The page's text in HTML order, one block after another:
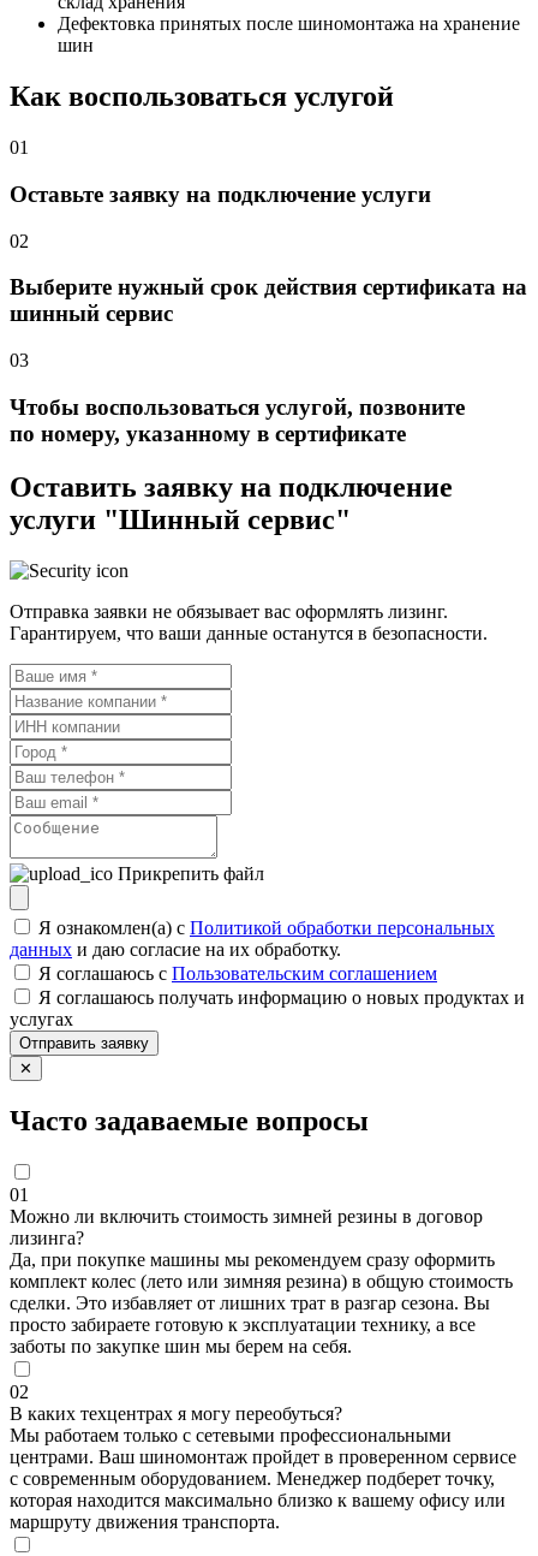
Дефектовка принятых после шиномонтажа на хранение
шин
Как воспользоваться услугой
01
Оставьте заявку на подключение услуги
02
Выберите нужный срок действия сертификата на
шинный сервис
03
Чтобы воспользоваться услугой, позвоните
по номеру, указанному в сертификате
Оставить заявку на подключение
услуги "Шинный сервис"
Отправка заявки не обязывает вас оформлять лизинг.
Гарантируем, что ваши данные останутся в безопасности.
Прикрепить файл
Я ознакомлен(а) с Политикой обработки персональных
данных и даю согласие на их обработку.
Я соглашаюсь c Пользовательским соглашением
Я соглашаюсь получать информацию о новых продуктах и
услугах
Отправить заявку
✕
Часто задаваемые вопросы
01
Можно ли включить стоимость зимней резины в договор
лизинга?
Да, при покупке машины мы рекомендуем сразу оформить
комплект колес (лето или зимняя резина) в общую стоимость
сделки. Это избавляет от лишних трат в разгар сезона. Вы
просто забираете готовую к эксплуатации технику, а все
заботы по закупке шин мы берем на себя.
02
В каких техцентрах я могу переобуться?
Мы работаем только с сетевыми профессиональными
центрами. Ваш шиномонтаж пройдет в проверенном сервисе
с современным оборудованием. Менеджер подберет точку,
которая находится максимально близко к вашему офису или
маршруту движения транспорта.